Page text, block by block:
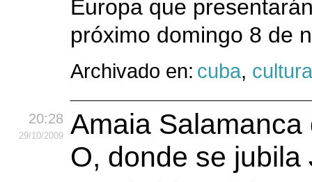
Europa que
próximo domingo 8 de
Archivado en: cuba, cultura
20:28
29/10/2009
Amaia
O, donde se